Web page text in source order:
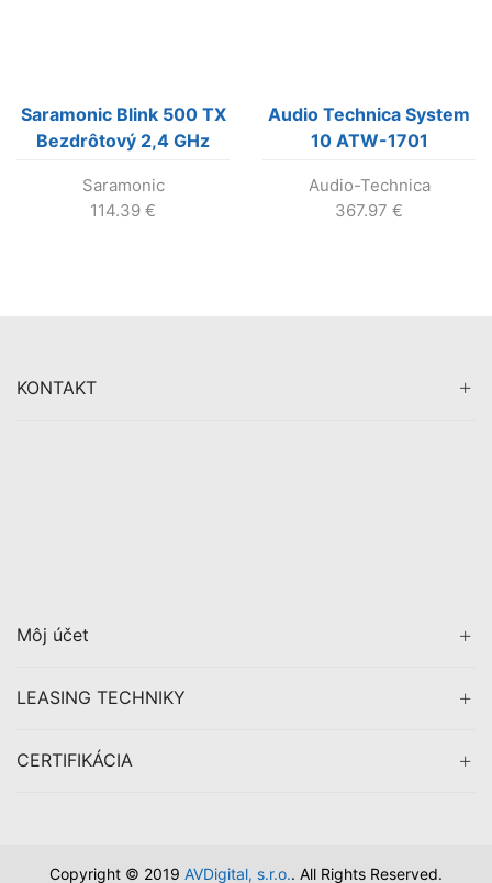
Saramonic Blink 500 TX
Bezdrôtový 2,4 GHz
Saramonic
114.39 €
Audio Technica System
10 ATW-1701
Audio-Technica
367.97 €
KONTAKT
Môj účet
LEASING TECHNIKY
CERTIFIKÁCIA
Copyright © 2019 AVDigital, s.r.o.. All Rights Reserved.